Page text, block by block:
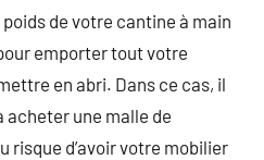
de votre cantine à main
emporter tout votre
en abri. Dans ce cas, il
acheter une malle de
risque d’avoir votre mobilier